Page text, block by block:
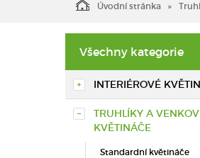
Úvodní stránka
Všechny kategorie
INTERIÉROVÉ
TRUHLÍKY A
KVĚTINÁČE
Standardní květináče